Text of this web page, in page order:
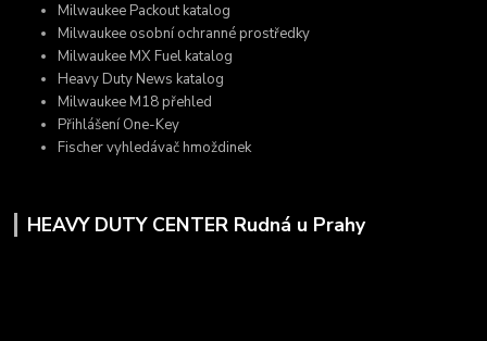
Milwaukee Packout katalog
Milwaukee osobní ochranné prostředky
Milwaukee MX Fuel katalog
Heavy Duty News katalog
Milwaukee M18 přehled
Přihlášení One-Key
Fischer vyhledávač hmoždinek
HEAVY DUTY CENTER Rudná u Prahy